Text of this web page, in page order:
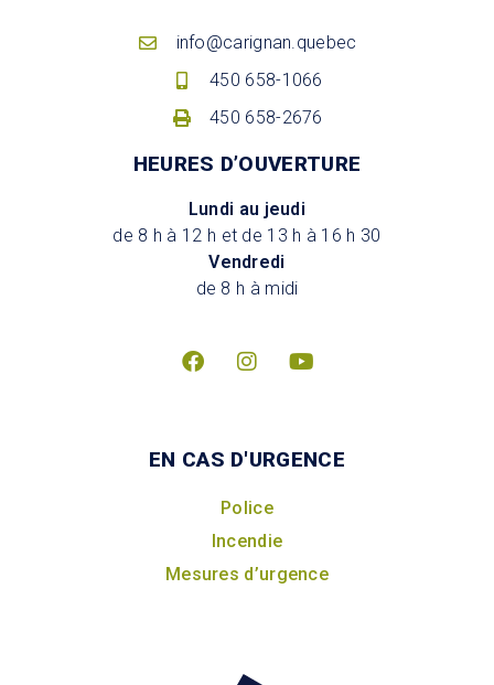
info@carignan.quebec
450 658-1066
450 658-2676
HEURES D’OUVERTURE
Lundi au jeudi
de 8 h à 12 h et de 13 h à 16 h 30
Vendredi
de 8 h à midi
EN CAS D'URGENCE
Police
Incendie
Mesures d’urgence